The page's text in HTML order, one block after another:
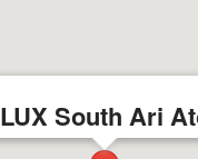
LUX South Ari